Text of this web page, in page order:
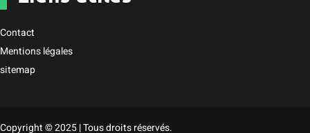
Contact
Mentions légales
sitemap
Copyright © 2025 | Tous droits réservés.